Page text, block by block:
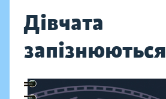
Дівчата
запізнюються